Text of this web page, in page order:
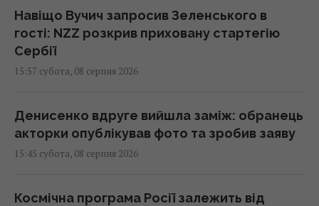
Навіщо Вучич запросив Зеленського в
гості: NZZ розкрив приховану стартегію
Сербії
15:57 субота, 08 серпня 2026
Денисенко вдруге вийшла заміж: обранець
акторки опублікував фото та зробив заяву
15:45 субота, 08 серпня 2026
Космічна програма Росії залежить від